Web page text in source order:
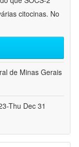
citocinas. No
de Minas Gerais
Thu Dec 31